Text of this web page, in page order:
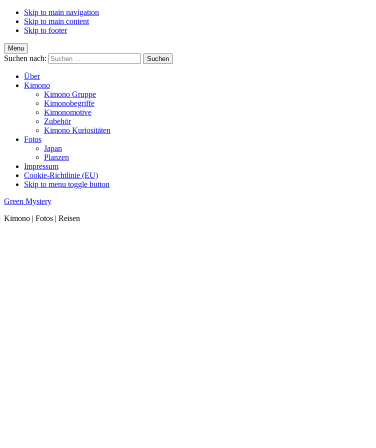
Skip to main navigation
Skip to main content
Skip to footer
Menu
Suchen nach:
Über
Kimono
Kimono Gruppe
Kimonobegriffe
Kimonomotive
Zubehör
Kimono Kuriositäten
Fotos
Japan
Planzen
Impressum
Cookie-Richtlinie (EU)
Skip to menu toggle button
Green Mystery
Kimono | Fotos | Reisen